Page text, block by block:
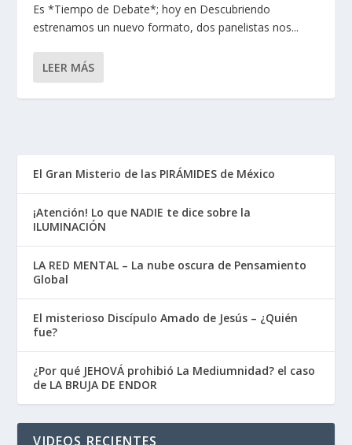
Es *Tiempo de Debate*; hoy en Descubriendo
estrenamos un nuevo formato, dos panelistas nos...
LEER MÁS
El Gran Misterio de las PIRÁMIDES de México
¡Atención! Lo que NADIE te dice sobre la
ILUMINACIÓN
LA RED MENTAL – La nube oscura de Pensamiento
Global
El misterioso Discípulo Amado de Jesús – ¿Quién
fue?
¿Por qué JEHOVÁ prohibió La Mediumnidad? el caso
de LA BRUJA DE ENDOR
VIDEOS RECIENTES